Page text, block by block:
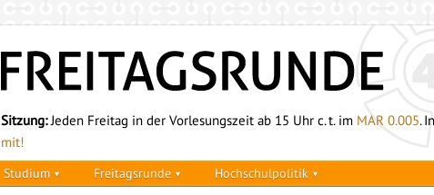
Sitzung:Jeden Freitag in der Vorlesungszeit ab 15 Uhr c. t. im MAR 0.005.
mit!
Studium Freitagsrunde Hochschulpolitik